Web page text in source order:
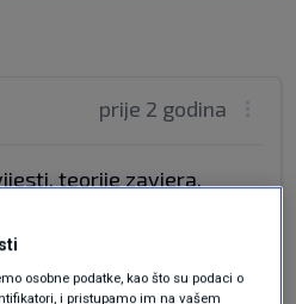
prije 2 godina
teorije zavjera,
slično kao što su
u benzinu, nikotinsku
osobne podatke, kao što su podaci o
i pristupamo im na vašem